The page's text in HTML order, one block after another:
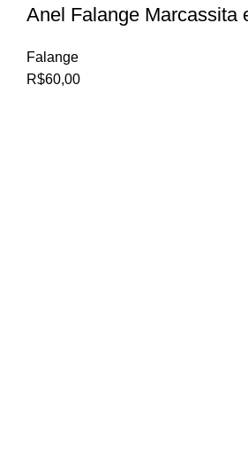
Anel Falange Marcassita
Falange
R$60,00